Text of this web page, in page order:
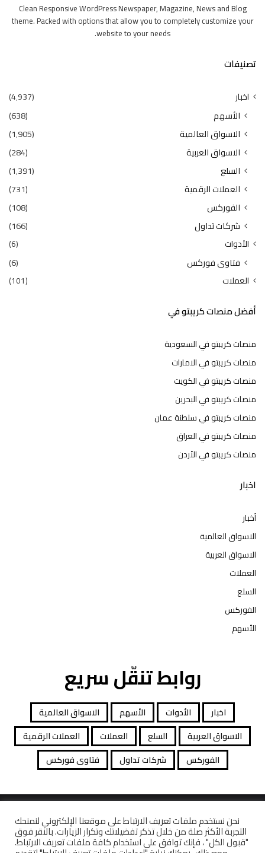
Clean Responsive WordPress Newspaper, Magazine, News and Blog
theme. Packed with options that allow you to completely customize your
website to your needs.
تصنيفات
اخبار (4٬937)
الأسهم
(638)
الاسواق العالمية
(1٬905)
الاسواق العربية
(284)
السلع
(1٬391)
العملات الرقمية
(731)
الفوركس
(108)
شركات تداول
(166)
الأدوات (6)
فتاوى فوركس (6)
العملات (101)
أفضل منصات كريبتو في
منصات كريبتو في السعودية
منصات كريبتو في الامارات
منصات كريبتو في الكويت
منصات كريبتو في البحرين
منصات كريبتو في سلطنة عمان
منصات كريبتو في العراق
منصات كريبتو في الأردن
اخبار
أخبار
الاسواق العالمية
الاسواق العربية
العملات
السلع
الفوركس
الأسهم
روابط تنقّل سريع
اخبار الأدوات الأسهم
الاسواق العالمية
الاسواق العربية
السلع العملات
العملات الرقمية
الفوركس
شركات تداول فتاوى فوركس
جميع الحقوق محفوظة توصيات التداول © 2026
افصاح المخاطرة معاملات قانونية كاشف الشركات
نحن نستخدم ملفات تعريف الارتباط على موقعنا الإلكتروني لنمنحك
التجربة الأكثر صلة من خلال تذكر تفضيلاتك وتكرار الزيارات. بالنقر فوق
"قبول الكل" ، فإنك توافق على استخدام كافة ملفات تعريف الارتباط.